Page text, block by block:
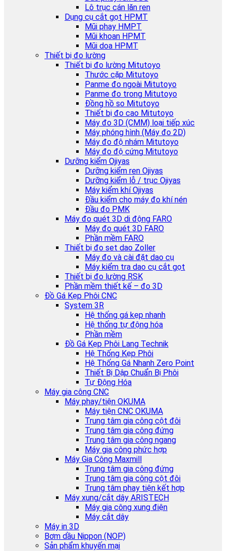
Lô trục cán lăn ren
Dụng cụ cắt gọt HPMT
Mũi phay HMPT
Mũi khoan HPMT
Mũi doa HPMT
Thiết bị đo lường
Thiết bị đo lường Mitutoyo
Thước cặp Mitutoyo
Panme đo ngoài Mitutoyo
Panme đo trong Mitutoyo
Đồng hồ so Mitutoyo
Thiết bị đo cao Mitutoyo
Máy đo 3D (CMM) loại tiếp xúc
Máy phóng hình (Máy đo 2D)
Máy đo độ nhám Mitutoyo
Máy đo độ cứng Mitutoyo
Dưỡng kiểm Ojiyas
Dưỡng kiểm ren Ojiyas
Dưỡng kiểm lỗ / trục Ojiyas
Máy kiểm khí Ojiyas
Đầu kiểm cho máy đo khí nén
Đầu đo PMK
Máy đo quét 3D di động FARO
Máy đo quét 3D FARO
Phần mềm FARO
Thiết bị đo set dao Zoller
Máy đo và cài đặt dao cụ
Máy kiểm tra dao cụ cắt gọt
Thiết bị đo lường RSK
Phần mềm thiết kế – đo 3D
Đồ Gá Kẹp Phôi CNC
System 3R
Hệ thống gá kẹp nhanh
Hệ thống tự động hóa
Phần mềm
Đồ Gá Kẹp Phôi Lang Technik
Hệ Thống Kẹp Phôi
Hệ Thống Gá Nhanh Zero Point
Thiết Bị Dập Chuẩn Bị Phôi
Tự Động Hóa
Máy gia công CNC
Máy phay/tiện OKUMA
Máy tiện CNC OKUMA
Trung tâm gia công cột đôi
Trung tâm gia công đứng
Trung tâm gia công ngang
Máy gia công phức hợp
Máy Gia Công Maxmill
Trung tâm gia công đứng
Trung tâm gia công cột đôi
Trung tâm phay tiện kết hợp
Máy xung/cắt dây ARISTECH
Máy gia công xung điện
Máy cắt dây
Máy in 3D
Bơm dầu Nippon (NOP)
Sản phẩm khuyến mại